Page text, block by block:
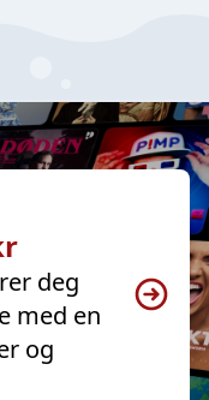
deg
med en
og